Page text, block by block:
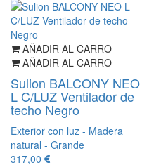
AÑADIR AL CARRO
AÑADIR AL CARRO
Sulion BALCONY NEO
L C/LUZ Ventilador de
techo Negro
Exterior con luz - Madera
natural - Grande
317,00